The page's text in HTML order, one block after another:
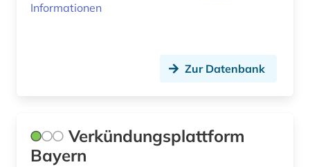
Informationen
Zur Datenbank
Verkündungsplattform
Bayern